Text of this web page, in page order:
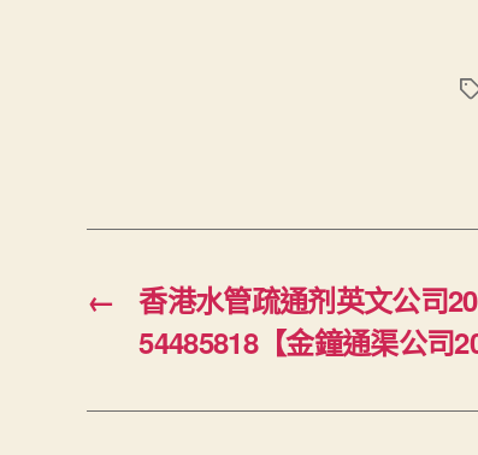
←
香港水管疏通剂英文公司
54485818【金鐘通渠公司